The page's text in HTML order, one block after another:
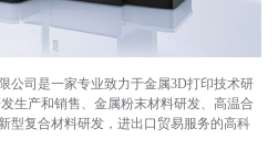
公司是一家专业致力于金属3D打印技术研
生产和销售、金属粉末材料研发、高温合
型复合材料研发，进出口贸易服务的高科